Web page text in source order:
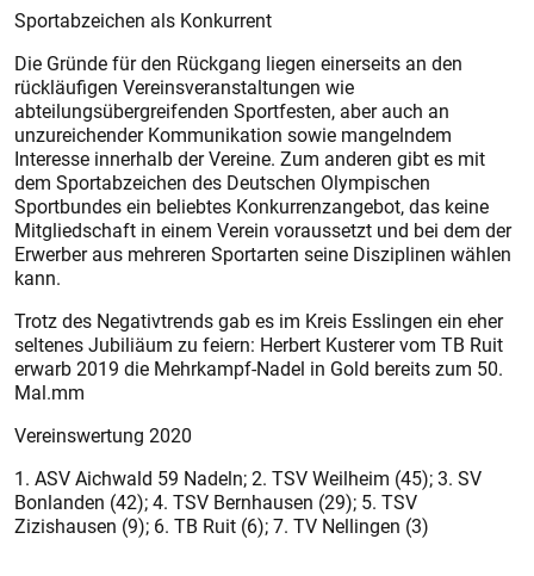
Sportabzeichen als Konkurrent
Die Gründe für den Rückgang liegen einerseits an den
rückläufigen Vereinsveranstaltungen wie
abteilungsübergreifenden Sportfesten, aber auch an
unzureichender Kommunikation sowie mangelndem
Interesse innerhalb der Vereine. Zum anderen gibt es mit
dem Sportabzeichen des Deutschen Olympischen
Sportbundes ein beliebtes Konkurrenzangebot, das keine
Mitgliedschaft in einem Verein voraussetzt und bei dem der
Erwerber aus mehreren Sportarten seine Disziplinen wählen
kann.
Trotz des Negativtrends gab es im Kreis Esslingen ein eher
seltenes Jubiliäum zu feiern: Herbert Kusterer vom TB Ruit
erwarb 2019 die Mehrkampf-Nadel in Gold bereits zum 50.
Mal.mm
Vereinswertung 2020
1. ASV Aichwald 59 Nadeln; 2. TSV Weilheim (45); 3. SV
Bonlanden (42); 4. TSV Bernhausen (29); 5. TSV
Zizishausen (9); 6. TB Ruit (6); 7. TV Nellingen (3)